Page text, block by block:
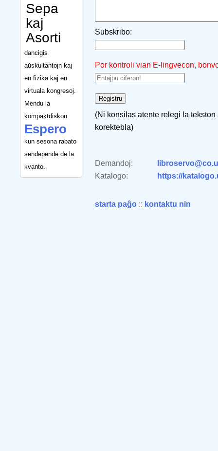
Sepa
kaj
Asorti
dancigis
aŭskultantojn kaj
en fizika kaj en
virtuala kongresoj.
Mendu la
kompaktdiskon
Espero
kun sesona rabato
sendepende de la
kvanto.
Subskribo:
Por kontroli vian E-lingvecon,
(Ni konsilas atente relegi la
korektebla)
Demandoj:
Katalogo:
https://
starta paĝo :: kontaktu nin